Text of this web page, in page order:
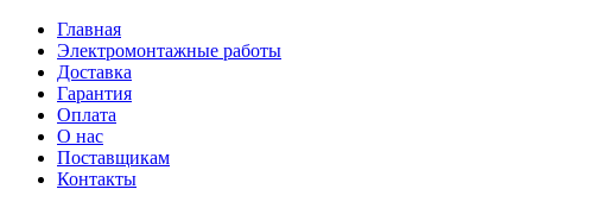
Главная
Электромонтажные работы
Доставка
Гарантия
Оплата
О нас
Поставщикам
Контакты